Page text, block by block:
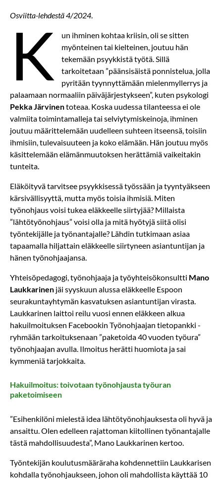
Osviitta-lehdestä 4/2024
K
un ihminen kohtaa kriisin, oli se sitten
myönteinen tai kielteinen, joutuu hän
tekemään psyykkistä työtä. Sillä
tarkoitetaan ”päänsisäistä ponnistelua, jolla
pyritään tyynnyttämään mielenmyllerrys ja
palaamaan normaaliin päiväjärjestykseen”, kuten psykologi
Pekka Järvinentoteaa. Koska uudessa tilanteessa ei ole
valmiita toimintamalleja tai selviytymiskeinoja, ihminen
joutuu määrittelemään uudelleen suhteen itseensä, toisiin
ihmisiin, tulevaisuuteen ja koko elämään. Hän joutuu myös
käsittelemään elämänmuutoksen herättämiä vaikeitakin
tunteita.
Eläköityvä tarvitsee psyykkisessä työssään ja tyyntyäkseen
kärsivällisyyttä, mutta myös toisia ihmisiä. Miten
työnohjaus voisi tukea eläkkeelle siirtyjää? Millaista
”lähtötyönohjaus” voisi olla ja mitä hyötyjä siitä olisi
työntekijälle ja työnantajalle? Lähdin tutkimaan asiaa
tapaamalla hiljattain eläkkeelle siirtyneen asiantuntijan ja
hänen työnohjaajansa.
Yhteisöpedagogi, työnohjaaja ja työyhteisökonsultti Mano
Laukkarinen jäi syyskuun alussa eläkkeelle Espoon
seurakuntayhtymän kasvatuksen asiantuntijan virasta.
Laukkarinen laittoi reilu vuosi ennen eläkkeen alkua
hakuilmoituksen Facebookin Työnohjaajan tietopankki -
ryhmään tarkoituksenaan ”paketoida 40 vuoden työura”
työnohjaajan avulla. Ilmoitus herätti huomiota ja sai
kymmeniä tarjokkaita.
Hakuilmoitus: toivotaan työnohjausta työuran
paketoimiseen
”Esihenkilöni mielestä idea lähtötyönohjauksesta oli hyvä ja
ansaittu. Olen edelleen rajattoman kiitollinen työnantajalle
tästä mahdollisuudesta”, Mano Laukkarinen kertoo.
Työntekijän koulutusmääräraha kohdennettiin Laukkarisen
kohdalla työnohjaukseen, johon oli mahdollista käyttää 10